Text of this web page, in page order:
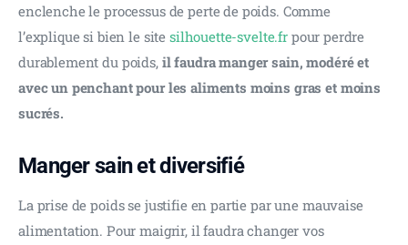
enclenche le processus de perte de poids. Comme
l’explique si bien le site silhouette-svelte.fr pour perdre
durablement du poids, il faudra manger sain, modéré et
avec un penchant pour les aliments moins gras et moins
sucrés.
Manger sain et diversifié
La prise de poids se justifie en partie par une mauvaise
alimentation. Pour maigrir, il faudra changer vos